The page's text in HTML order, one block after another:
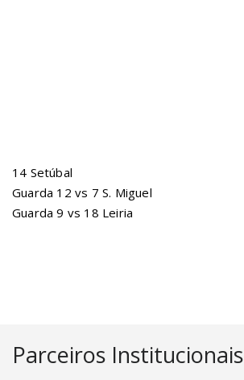
14 Setúbal
Guarda 12 vs 7 S. Miguel
Guarda 9 vs 18 Leiria
Parceiros Institucionais